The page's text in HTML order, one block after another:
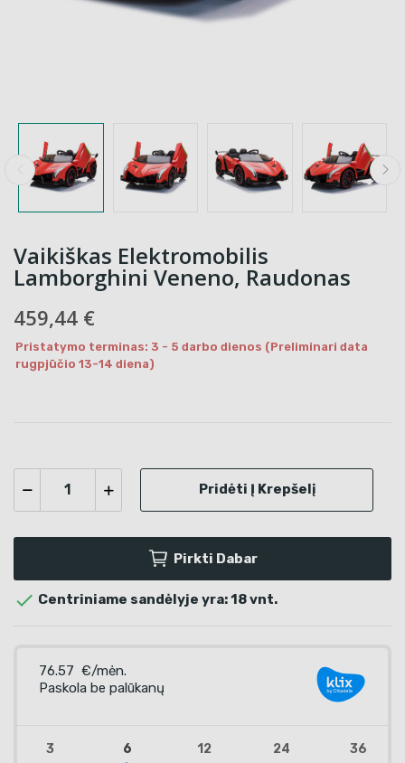
Vaikiškas Elektromobilis
Lamborghini Veneno, Raudonas
459,44 €
Pristatymo terminas: 3 - 5 darbo dienos (Preliminari data
rugpjūčio 13-14 diena)
Pridėti Į Krepšelį
Pirkti Dabar
 Centriniame sandėlyje yra: 18 vnt.